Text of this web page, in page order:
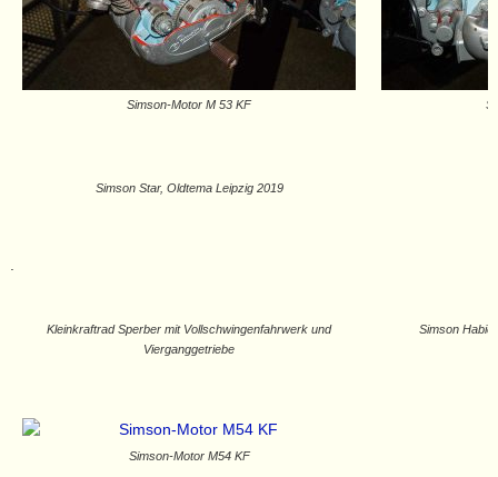
Simson-Motor M 53 KF
Simson Star, Oldtema Leipzig 2019
.
Kleinkraftrad Sperber mit Vollschwingenfahrwerk und
Vierganggetriebe
Simson
Simson-Motor M54 KF